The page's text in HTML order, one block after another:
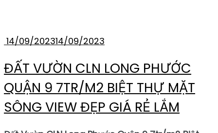
14/09/202314/09/2023
ĐẤT VƯỜN CLN LONG PHƯỚC
QUẬN 9 7TR/M2 BIỆT THỰ MẶT
SÔNG VIEW ĐẸP GIÁ RẺ LẮM